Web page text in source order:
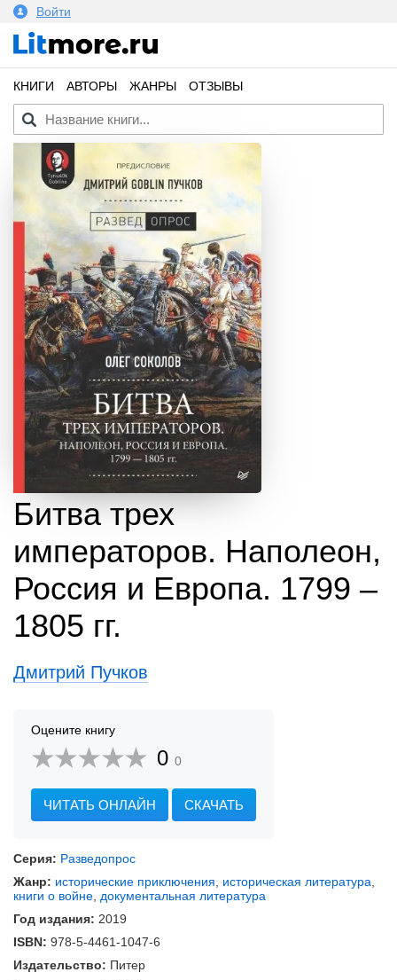
Войти
КНИГИ АВТОРЫ ЖАНРЫ ОТЗЫВЫ
Битва трех
императоров. Наполеон,
Россия и Европа. 1799 –
1805 гг.
Дмитрий Пучков
Оцените книгу
0 0
ЧИТАТЬ ОНЛАЙН СКАЧАТЬ
Серия: Разведопрос
Жанр: исторические приключения историческая литература
книги о войне документальная литература
Год издания: 2019
ISBN: 978-5-4461-1047-6
Издательство: Питер